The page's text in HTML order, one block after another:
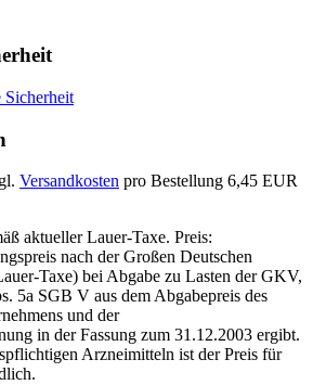
Versandkosten pro Bestellung 6,45 EUR
aktueller Lauer-Taxe. Preis:
nach der Großen Deutschen
Taxe) bei Abgabe zu Lasten der GKV,
5a SGB V aus dem Abgabepreis des
und der
in der Fassung zum 31.12.2003 ergibt.
Arzneimitteln ist der Preis für